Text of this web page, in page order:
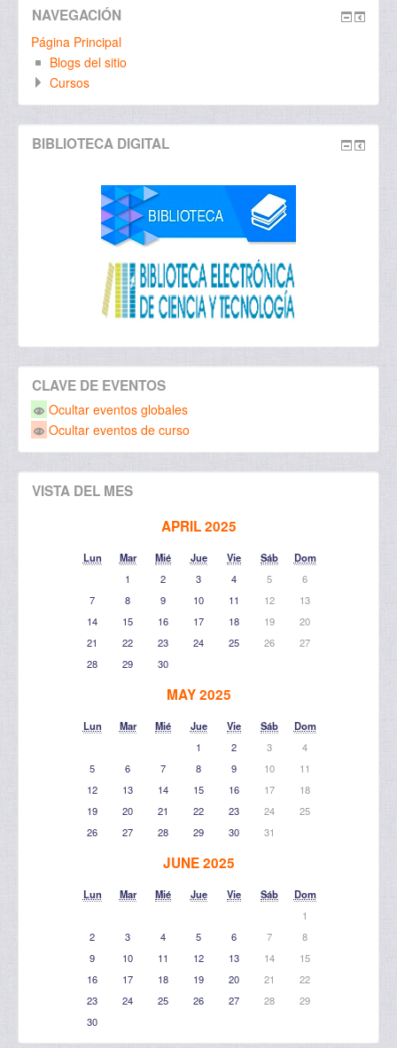
NAVEGACIÓN
Página Principal
Blogs del sitio
Cursos
BIBLIOTECA DIGITAL
CLAVE DE EVENTOS
Ocultar eventos globales
Ocultar eventos de curso
VISTA DEL MES
APRIL 2025
Lun Mar Mié Jue Vie Sáb
Dom
1
2 3 4 5
6
7
8 9 10 11 12
13
14
15 16 17 18 19
20
21
22 23 24 25 26
27
28
29 30
MAY 2025
Lun Mar Mié Jue Vie Sáb
Dom
1
2 3
4
5
6 7 8 9 10
11
12
13 14 15 16 17
18
19
20 21 22 23 24
25
26
27 28 29 30 31
JUNE 2025
Lun Mar Mié Jue Vie Sáb
Dom
1
2
3 4 5 6 7
8
9
10 11 12 13 14
15
16
17 18 19 20 21
22
23
24 25 26 27 28
29
30